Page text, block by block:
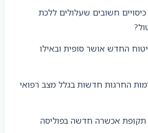
חשובים שעלולים ללכת
החדש אושר סופית ובאילו
החרגות חדשות בגלל מצב רפואי
אכשרה חדשה בפוליסה